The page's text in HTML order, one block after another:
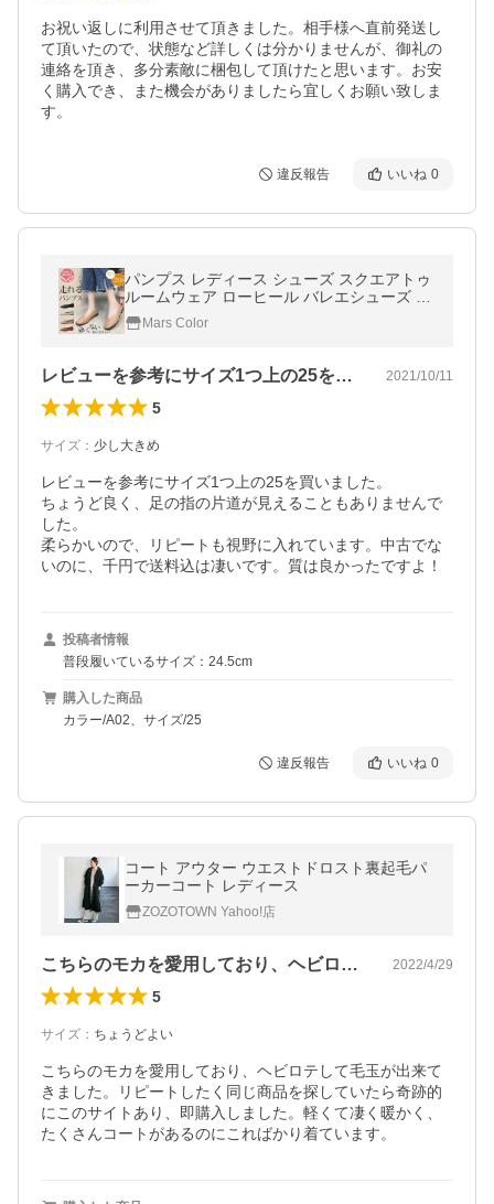
お祝い返しに利用させて頂きました。相手様へ直前発送し
て頂いたので、状態など詳しくは分かりませんが、御礼の
連絡を頂き、多分素敵に梱包して頂けたと思います。お安
く購入でき、また機会がありましたら宜しくお願い致しま
す。
違反報告 いいね 0
パンプス レディース シューズ スクエアトゥ
ルームウェア ローヒール バレエシューズ ぺ
たんこ フラット シンプル 走れる オフィス
軽量 爆買
Mars Color
レビューを参考にサイズ1つ上の25を買… 2021/10/11
5
サイズ ： 少し大きめ
レビューを参考にサイズ1つ上の25を買いました。
ちょうど良く、足の指の片道が見えることもありませんで
した。
柔らかいので、リピートも視野に入れています。中古でな
いのに、千円で送料込は凄いです。質は良かったですよ！
投稿者情報
普段履いているサイズ：24.5cm
購入した商品
カラー/A02、サイズ/25
違反報告 いいね 0
コート アウター ウエストドロスト裏起毛パ
ーカーコート レディース
ZOZOTOWN Yahoo!店
こちらのモカを愛用しており、ヘビロテし… 2022/4/29
5
サイズ ： ちょうどよい
こちらのモカを愛用しており、ヘビロテして毛玉が出来て
きました。リピートしたく同じ商品を探していたら奇跡的
にこのサイトあり、即購入しました。軽くて凄く暖かく、
たくさんコートがあるのにこればかり着ています。